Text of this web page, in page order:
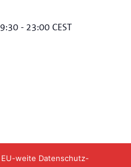
- 23:00 CEST
weite Datenschutz-